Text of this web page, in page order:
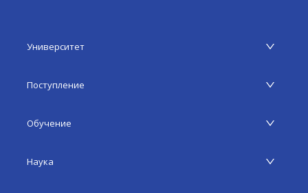
Университет
Поступление
Обучение
Наука